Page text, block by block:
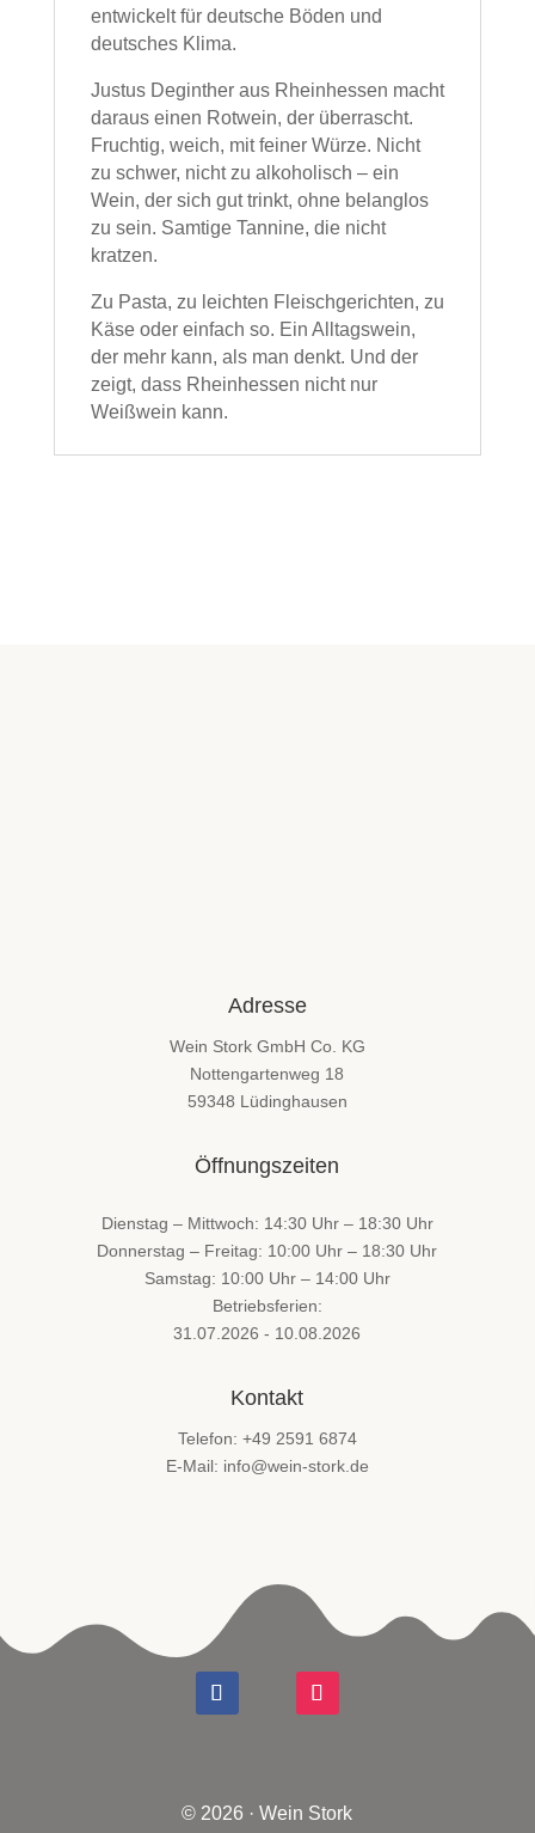
entwickelt für deutsche Böden und
deutsches Klima.
Justus Deginther aus Rheinhessen macht
daraus einen Rotwein, der überrascht.
Fruchtig, weich, mit feiner Würze. Nicht
zu schwer, nicht zu alkoholisch – ein
Wein, der sich gut trinkt, ohne belanglos
zu sein. Samtige Tannine, die nicht
kratzen.
Zu Pasta, zu leichten Fleischgerichten, zu
Käse oder einfach so. Ein Alltagswein,
der mehr kann, als man denkt. Und der
zeigt, dass Rheinhessen nicht nur
Weißwein kann.
Adresse
Wein Stork GmbH Co. KG
Nottengartenweg 18
59348 Lüdinghausen
Öffnungszeiten
Dienstag – Mittwoch: 14:30 Uhr – 18:30 Uhr
Donnerstag – Freitag: 10:00 Uhr – 18:30 Uhr
Samstag: 10:00 Uhr – 14:00 Uhr
Betriebsferien:
31.07.2026 - 10.08.2026
Kontakt
Telefon: +49 2591 6874
E-Mail: info@wein-stork.de
© 2026 · Wein Stork